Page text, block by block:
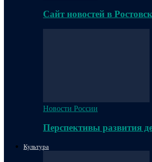
Сайт новостей в
Новости России
Перспективы развития
Культура